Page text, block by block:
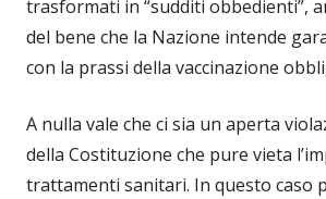
trasformati in “sudditi obbedienti”,
del bene che la Nazione intende
con la prassi della vaccinazione
A nulla vale che ci sia un aperta
della Costituzione che pure vieta
trattamenti sanitari. In questo caso